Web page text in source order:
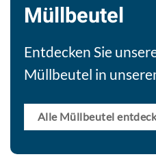
Müllbeutel
Entdecken Sie
Müllbeutel in
Alle Müllbeutel